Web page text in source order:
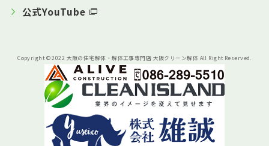
公式YouTube
Copyright © 2022 大阪の住宅解体・解体工事専門店 大阪クリーン解体 All Right Reserved.